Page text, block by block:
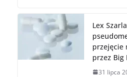
Lex
przejęcie
przez Big
31 lipca